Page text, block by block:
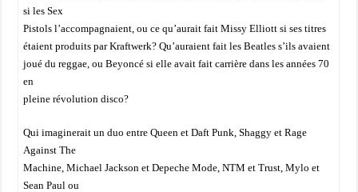
si les Sex
Pistols l’accompagnaient, ou ce qu’aurait fait Missy Elliott si ses titres
étaient produits par Kraftwerk? Qu’auraient fait les Beatles s’ils avaient
joué du reggae, ou Beyoncé si elle avait fait carrière dans les années 70
en
pleine révolution disco?
Qui imaginerait un duo entre Queen et Daft Punk, Shaggy et Rage
Against The
Machine, Michael Jackson et Depeche Mode, NTM et Trust, Mylo et
Sean Paul ou